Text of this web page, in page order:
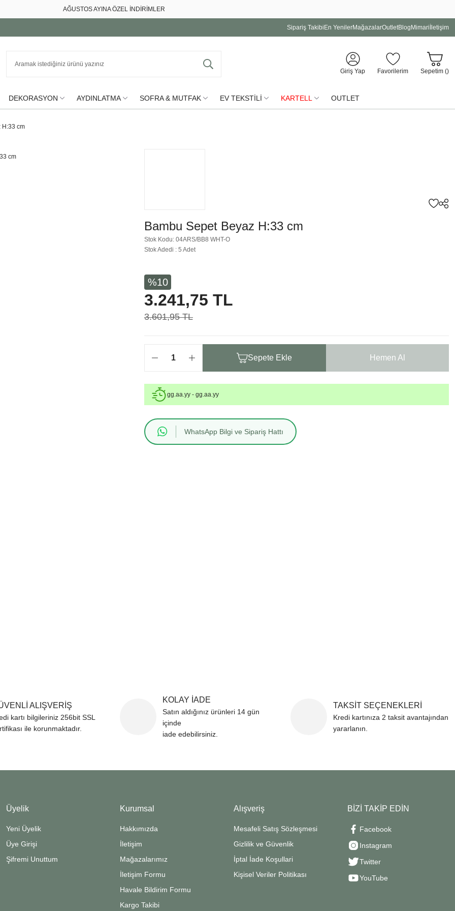
AĞUSTOS AYINA ÖZEL İNDİRİMLER
Sipariş Takibi En YenilerMağazalarOutletBlog Mimari İletişim
Giriş Yap Favorilerim Sepetim ()
DEKORASYON AYDINLATMA SOFRA & MUTFAK EV TEKSTİLİ KARTELL OUTLET
H:33 cm
Bambu Sepet Beyaz H:33 cm
Stok Kodu: 04ARS/BB8 WHT-O
Stok Adedi : 5 Adet
%10
3.241,75 TL
3.601,95 TL
Sepete Ekle Hemen Al
gg.aa.yy - gg.aa.yy
WhatsApp Bilgi ve Sipariş Hattı
ALIŞVERİŞ
kartı bilgileriniz 256bit SSL
ile korunmaktadır.
KOLAY İADE
Satın aldığınız ürünleri 14 gün
içinde
iade edebilirsiniz.
TAKSİT SEÇENEKLERİ
Kredi kartınıza 2 taksit avantajından
yararlanın.
Üyelik
Yeni Üyelik
Üye Girişi
Şifremi Unuttum
Kurumsal
Hakkımızda
İletişim
Mağazalarımız
İletişim Formu
Havale Bildirim Formu
Kargo Takibi
Alışveriş
Mesafeli Satış Sözleşmesi
Gizlilik ve Güvenlik
İptal İade Koşullari
Kişisel Veriler Politikası
BİZİ TAKİP EDİN
Facebook
Instagram
Twitter
YouTube